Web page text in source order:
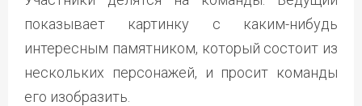
показывает картинку с каким-нибудь
интересным памятником, который состоит из
нескольких персонажей, и просит команды
его изобразить.